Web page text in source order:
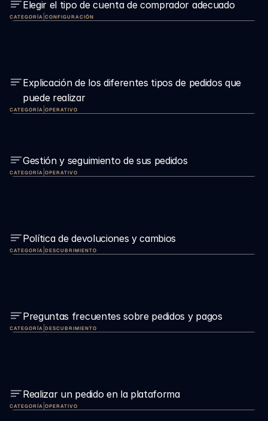
Elegir el tipo de cuenta de comprador adecuado
CATEGORÍA CONFIGURACIÓN
Explicación de los diferentes tipos de pedidos que
puede realizar
CATEGORÍA OPERATIVO
Gestión y seguimiento de sus pedidos
CATEGORÍA OPERATIVO
Política de devoluciones y cambios
CATEGORÍA DESCUBRIMIENTO
Preguntas frecuentes sobre pedidos y pagos
CATEGORÍA DESCUBRIMIENTO
Realizar un pedido en la plataforma
CATEGORÍA OPERATIVO